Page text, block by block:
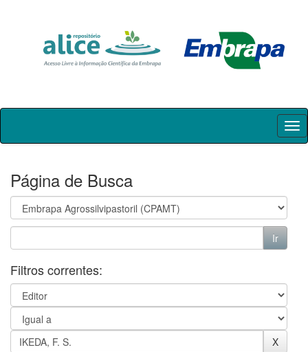
Skip
Página de Busca
Filtros correntes: